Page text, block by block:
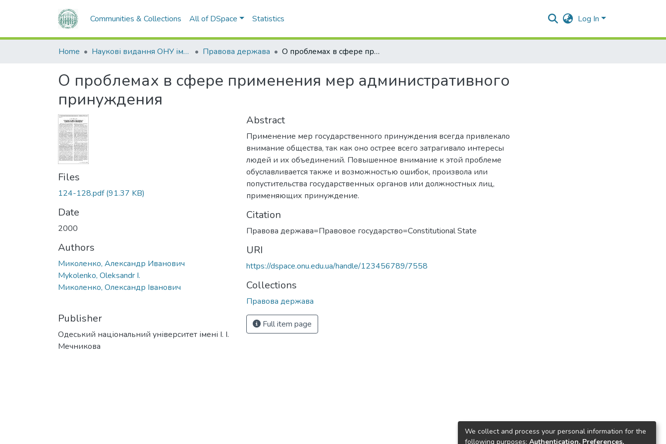
Communities & Collections All of DSpace Statistics Log In
Home Наукові видання ОНУ імені І. І. Мечникова Правова держава О проблемах в сфере применения мер административного принуждения
О проблемах в сфере применения мер административного
принуждения
Files
124-128.pdf(91.37 KB)
Date
2000
Authors
Миколенко, Александр Иванович
Mykolenko, Oleksandr I.
Миколенко, Олександр Іванович
Publisher
Одеський національний університет імені І. І.
Мечникова
Abstract
Применение мер государственного принуждения всегда привлекало
внимание общества, так как оно острее всего затрагивало интересы
людей и их объединений. Повышенное внимание к этой проблеме
обуславливается также и возможностью ошибок, произвола или
попустительства государственных органов или должностных лиц,
применяющих принуждение.
Citation
Правова держава=Правовое государство=Сonstitutional State
URI
https://dspace.onu.edu.ua/handle/123456789/7558
Collections
Правова держава
Full item page
We collect and process your personal information for the
following purposes: Authentication, Preferences,